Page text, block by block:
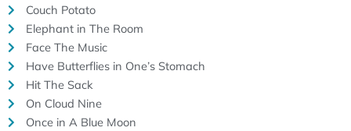
Couch Potato
Elephant in The Room
Face The Music
Have Butterflies in One’s Stomach
Hit The Sack
On Cloud Nine
Once in A Blue Moon